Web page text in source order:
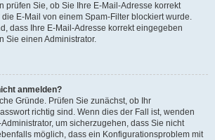
prüfen Sie, ob Sie Ihre E-Mail-Adresse korrekt
E-Mail von einem Spam-Filter blockiert wurde.
dass Ihre E-Mail-Adresse korrekt eingegeben
Sie einen Administrator.
anmelden?
Gründe. Prüfen Sie zunächst, ob Ihr
richtig sind. Wenn dies der Fall ist, wenden
um sicherzugehen, dass Sie nicht
möglich, dass ein Konfigurationsproblem mit